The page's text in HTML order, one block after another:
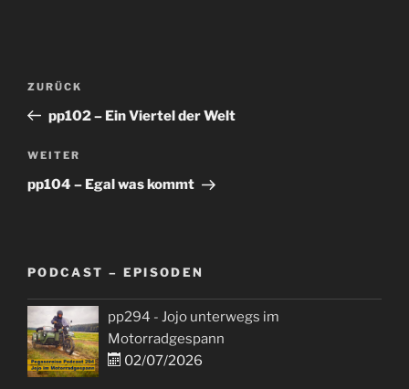
Beitragsnavigation
Vorheriger
Beitrag
ZURÜCK
pp102 – Ein Viertel der Welt
Nächster
Beitrag
WEITER
pp104 – Egal was kommt
PODCAST – EPISODEN
pp294 - Jojo unterwegs im
Motorradgespann
02/07/2026